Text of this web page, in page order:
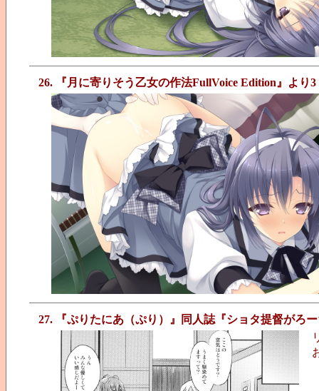
26. 『月に寄りそう乙女の作法FullVoice Edition』より3
27. 『ぷりたにあ（ぷり）』同人誌『ショタ提督がろ